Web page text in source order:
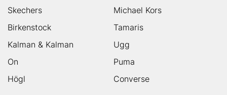
Skechers
Michael Kors
Birkenstock
Tamaris
Kalman & Kalman
Ugg
On
Puma
Högl
Converse